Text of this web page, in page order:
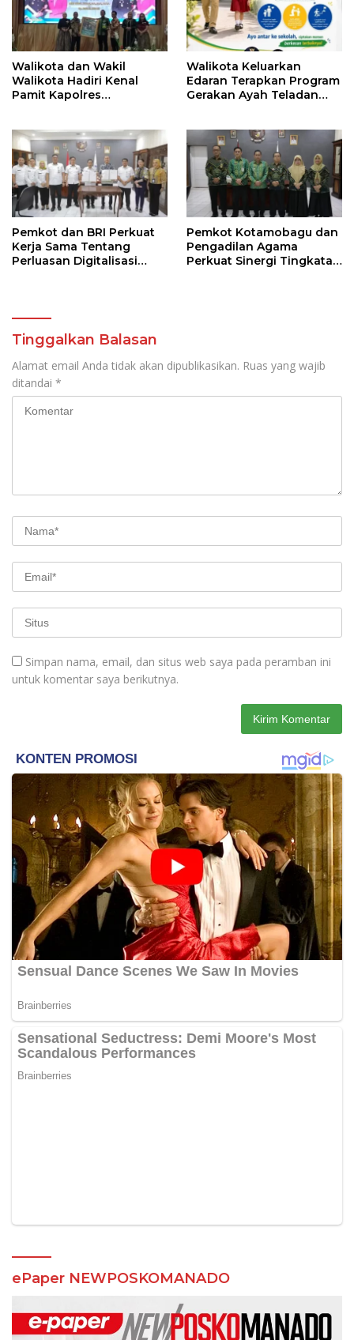
Walikota dan Wakil
Walikota Hadiri Kenal
Pamit Kapolres
Walikota Keluarkan
Edaran Terapkan Program
Gerakan Ayah Teladan
Pemkot dan BRI Perkuat
Kerja Sama Tentang
Perluasan Digitalisasi
Pemkot Kotamobagu dan
Pengadilan Agama
Perkuat Sinergi Tingkatan
Tinggalkan Balasan
Alamat email Anda tidak akan dipublikasikan. Ruas yang wajib
ditandai *
Simpan nama, email, dan situs web saya pada peramban ini
untuk komentar saya berikutnya.
ePaper NEWPOSKOMANADO